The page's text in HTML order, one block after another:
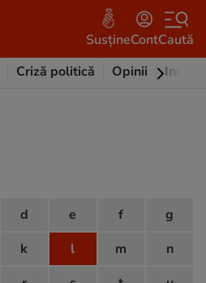
SusțineContCaută
Criză politică Opinii
d e f
g
k l m
n